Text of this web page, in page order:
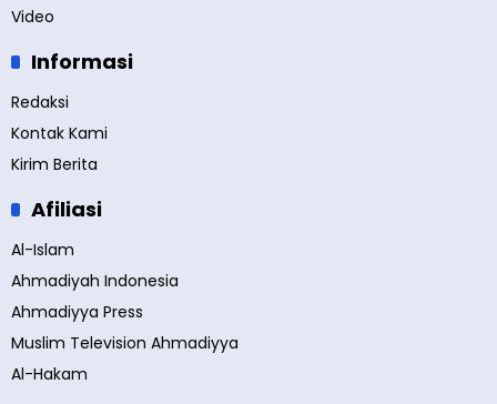
Video
Informasi
Redaksi
Kontak Kami
Kirim Berita
Afiliasi
Al-Islam
Ahmadiyah Indonesia
Ahmadiyya Press
Muslim Television Ahmadiyya
Al-Hakam